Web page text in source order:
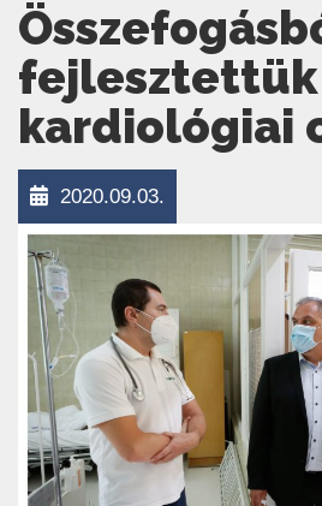
fejlesztettük
kardiológiai
2020.09.03.